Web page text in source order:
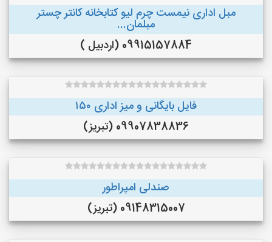
مبل اداری نیمست چرم لیو کتابخانه کانتر چستر
مبلمان...
09915157884 (اردبیل )
فایل بایگانی و میز اداری ۱۵۰
09907838836 (تبریز)
صندلی امپراطور
09148315007 (تبریز)